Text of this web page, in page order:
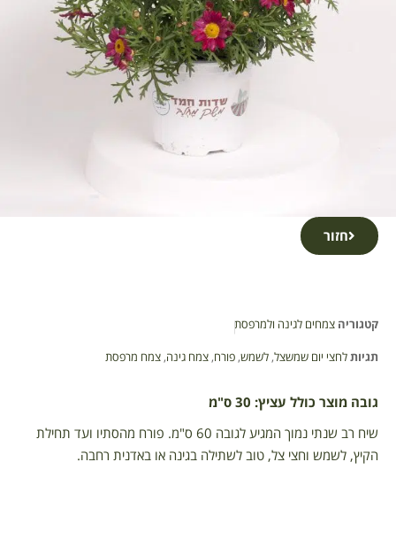
חזור
קטגוריה צמחים לגינה ולמרפסת
תגיותלחצי יום שמשצל, לשמש, פורח, צמח גינה, צמח מרפסת
גובה מוצר כולל עציץ: 30 ס"מ
שיח רב שנתי נמוך המגיע לגובה 60 ס"מ. פורח מהסתיו ועד תחילת
הקיץ, לשמש וחצי צל, טוב לשתילה בגינה או באדנית רחבה.